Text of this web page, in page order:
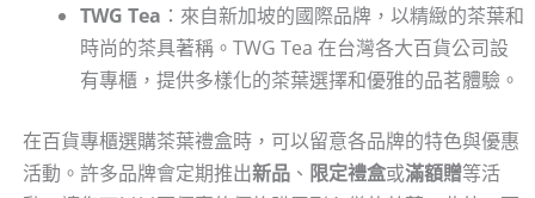
TWG Tea ：來自新加坡的國際品牌，以精緻的茶葉和
時尚的茶具著稱。TWG Tea 在台灣各大百貨公司設
有專櫃，提供多樣化的茶葉選擇和優雅的品茗體驗。
在百貨專櫃選購茶葉禮盒時，可以留意各品牌的特色與優惠
活動。許多品牌會定期推出新品、 限定禮盒或滿額贈等活